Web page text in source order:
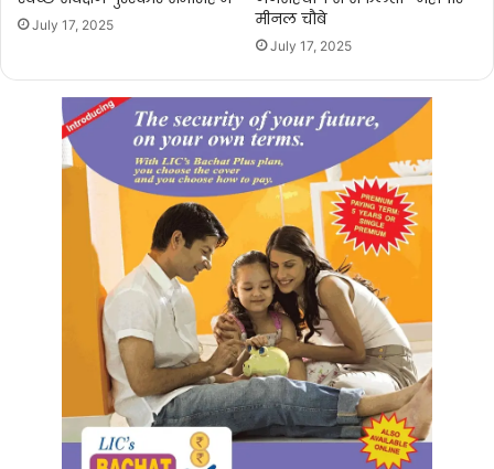
July 17, 2025
मीनल चौबे
July 17, 2025